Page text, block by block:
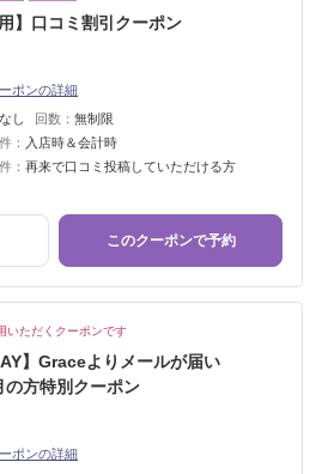
】口コミ割引クーポン
ポンの詳細
なし 回数： 無制限
：
入店時＆会計時
： 再来で口コミ投稿していただける方
このクーポンで予約
いただくクーポンです
】Graceよりメールが届い
の方特別クーポン
ポンの詳細